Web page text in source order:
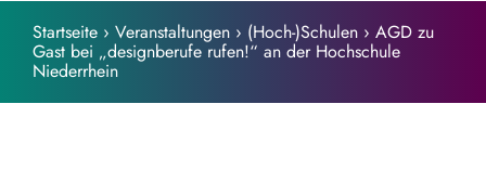
Startseite › Veranstaltungen › (Hoch-)Schulen › AGD zu
Gast bei „designberufe rufen!“ an der Hochschule
Niederrhein